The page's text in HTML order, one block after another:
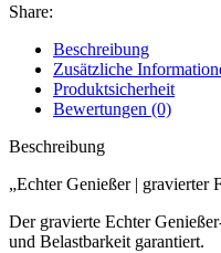
Share:
Beschreibung
Zusätzliche
Produktsicherheit
Bewertungen (0)
Beschreibung
„Echter Genießer | gravierter
Der gravierte Echter
und Belastbarkeit garantiert.